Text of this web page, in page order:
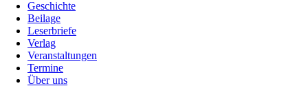
Geschichte
Beilage
Leserbriefe
Verlag
Veranstaltungen
Termine
Über uns